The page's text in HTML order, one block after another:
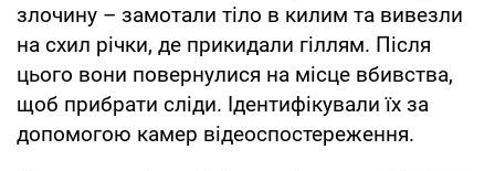
злочину – замотали тіло в килим та вивезли
на схил річки, де прикидали гіллям. Після
цього вони повернулися на місце вбивства,
щоб прибрати сліди. Ідентифікували їх за
допомогою камер відеоспостереження.